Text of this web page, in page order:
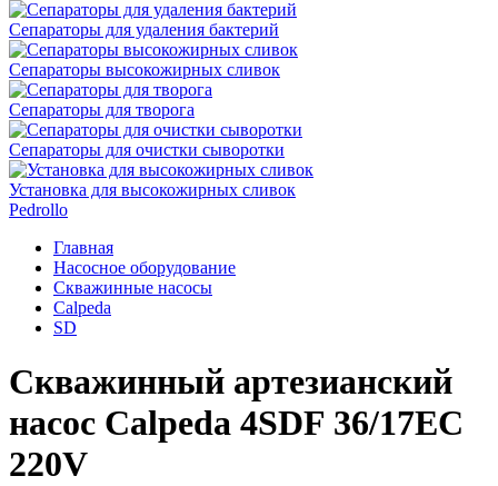
Сепараторы для удаления бактерий
Сепараторы высокожирных сливок
Сепараторы для творога
Сепараторы для очистки сыворотки
Установка для высокожирных сливок
Pedrollo
Главная
Насосное оборудование
Скважинные насосы
Calpeda
SD
Скважинный артезианский
насос Calpeda 4SDF 36/17EC
220V